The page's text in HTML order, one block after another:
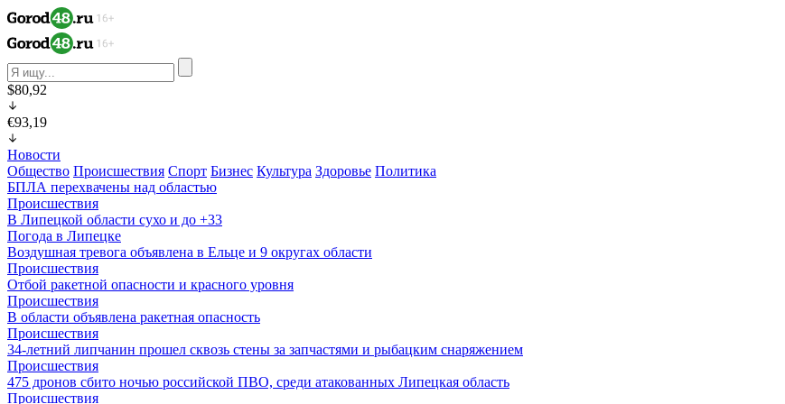
$80,92
€93,19
Новости
Общество Происшествия Спорт Бизнес Культура Здоровье Политика
БПЛА перехвачены над областью
Происшествия
В Липецкой области сухо и до +33
Погода в Липецке
Воздушная тревога объявлена в Ельце и 9 округах области
Происшествия
Отбой ракетной опасности и красного уровня
Происшествия
В области объявлена ракетная опасность
Происшествия
34-летний липчанин прошел сквозь стены за запчастями и рыбацким снаряжением
Происшествия
475 дронов сбито ночью российской ПВО, среди атакованных Липецкая область
Происшествия